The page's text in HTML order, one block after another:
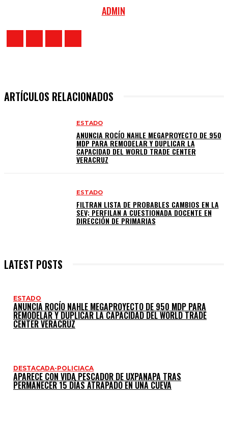
ADMIN
ARTÍCULOS RELACIONADOS
ESTADO
ANUNCIA ROCÍO NAHLE MEGAPROYECTO DE 950
MDP PARA REMODELAR Y DUPLICAR LA
CAPACIDAD DEL WORLD TRADE CENTER
VERACRUZ
ESTADO
FILTRAN LISTA DE PROBABLES CAMBIOS EN LA
SEV; PERFILAN A CUESTIONADA DOCENTE EN
DIRECCIÓN DE PRIMARIAS
LATEST POSTS
ESTADO
ANUNCIA ROCÍO NAHLE MEGAPROYECTO DE 950 MDP PARA
REMODELAR Y DUPLICAR LA CAPACIDAD DEL WORLD TRADE
CENTER VERACRUZ
DESTACADA-POLICIACA
APARECE CON VIDA PESCADOR DE UXPANAPA TRAS
PERMANECER 15 DÍAS ATRAPADO EN UNA CUEVA